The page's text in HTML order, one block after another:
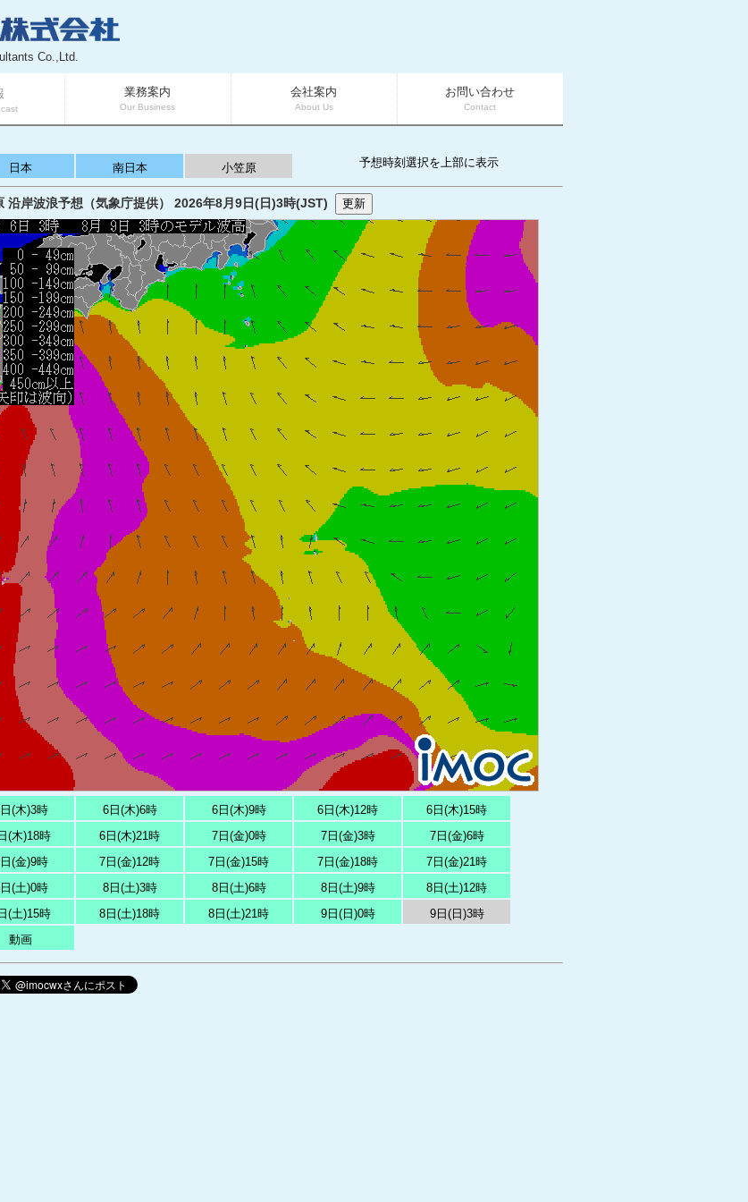
Co.,Ltd.
業務案内
Our Business
会社案内
About Us
お問い合わせ
Contact
日本 南日本 小笠原 予想時刻選択を上部に表示
沿岸波浪予想（気象庁提供） 2026年8月9日(日)3時(JST) 更新
(木)3時 6日(木)6時 6日(木)9時 6日(木)12時
6日(木)15時
(木)18時
6日(木)21時 7日(金)0時 7日(金)3時
7日(金)6時
(金)9時
7日(金)12時 7日(金)15時 7日(金)18時
7日(金)21時
(土)0時
8日(土)3時 8日(土)6時 8日(土)9時
8日(土)12時
(土)15時
8日(土)18時 8日(土)21時 9日(日)0時
9日(日)3時
動画